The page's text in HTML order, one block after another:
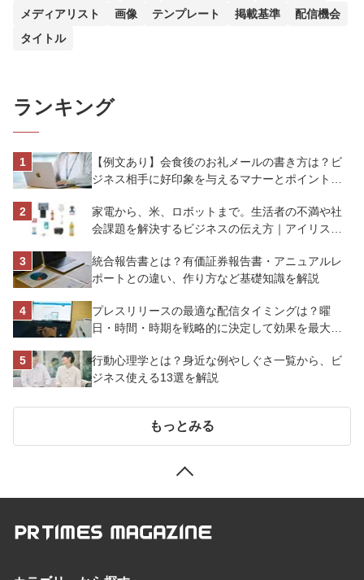
メディアリスト
画像 テンプレート 掲載基準
配信機会
タイトル
ランキング
【例文あり】会食後のお礼メールの書き方は？ビ
ジネス相手に好印象を与えるマナーとポイントを
家電から、米、ロボットまで。生活者の不満や社
会課題を解決するビジネスの伝え方｜アイリスオ
統合報告書とは？有価証券報告書・アニュアルレ
ポートとの違い、作り方など基礎知識を解説
プレスリリースの最適な配信タイミングは？曜
日・時間・時期を戦略的に決定して効果を最大化
行動心理学とは？身近な例やしぐさ一覧から、ビ
ジネス使える13選を解説
もっとみる